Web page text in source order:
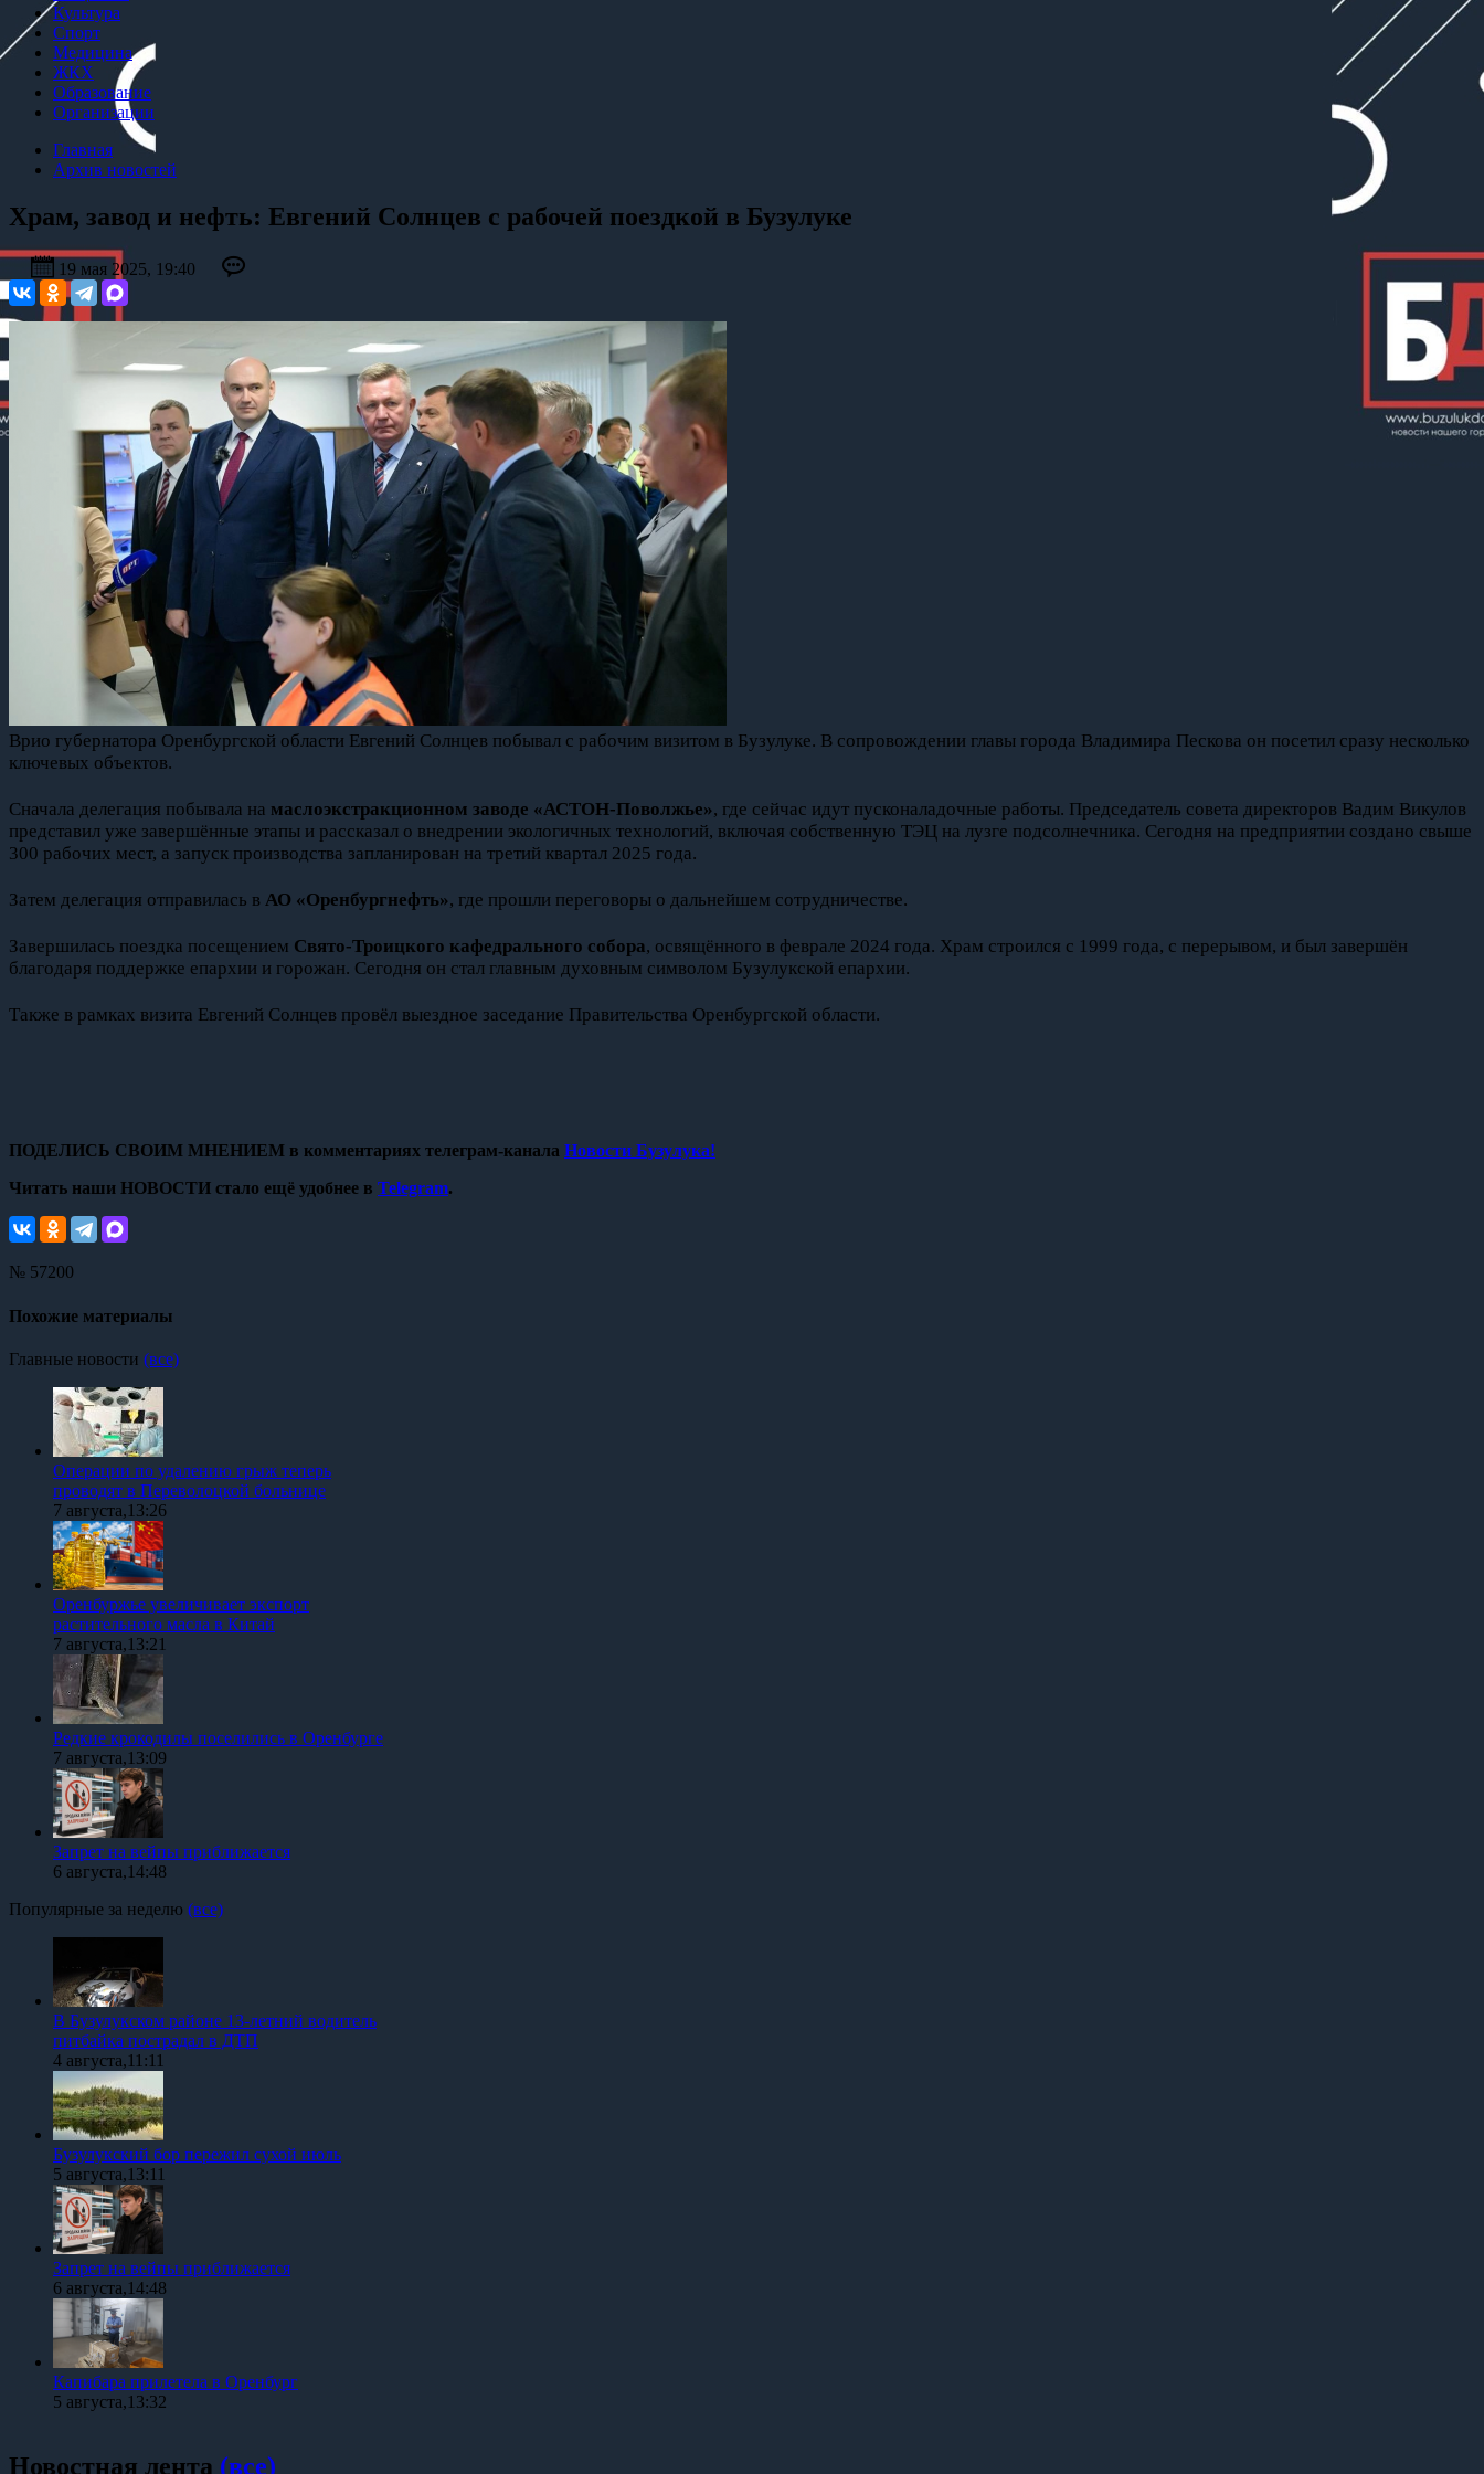
Культура
Спорт
Медицина
ЖКХ
Образование
Организации
Главная
Архив новостей
Храм, завод и нефть: Евгений Солнцев с рабочей поездкой в Бузулуке
19 мая 2025, 19:40
Врио губернатора Оренбургской области Евгений Солнцев побывал с рабочим визитом в Бузулуке. В сопровождении главы города Владимира Пескова он посетил сразу несколько
ключевых объектов.
Сначала делегация побывала на маслоэкстракционном заводе «АСТОН-Поволжье», где сейчас идут пусконаладочные работы. Председатель совета директоров Вадим Викулов
представил уже завершённые этапы и рассказал о внедрении экологичных технологий, включая собственную ТЭЦ на лузге подсолнечника. Сегодня на предприятии создано свыше
300 рабочих мест, а запуск производства запланирован на третий квартал 2025 года.
Затем делегация отправилась в АО «Оренбургнефть», где прошли переговоры о дальнейшем сотрудничестве.
Завершилась поездка посещением Свято-Троицкого кафедрального собора, освящённого в феврале 2024 года. Храм строился с 1999 года, с перерывом, и был завершён
благодаря поддержке епархии и горожан. Сегодня он стал главным духовным символом Бузулукской епархии.
Также в рамках визита Евгений Солнцев провёл выездное заседание Правительства Оренбургской области.
ПОДЕЛИСЬ СВОИМ МНЕНИЕМ в комментариях телеграм-канала Новости Бузулука!
Читать наши НОВОСТИ стало ещё удобнее в Telegram.
№ 57200
Похожие материалы
Главные новости (все)
Операции по удалению грыж теперь
проводят в Переволоцкой больнице
7 августа,13:26
Оренбуржье увеличивает экспорт
растительного масла в Китай
7 августа,13:21
Редкие крокодилы поселились в Оренбурге
7 августа,13:09
Запрет на вейпы приближается
6 августа,14:48
Популярные за неделю (все)
В Бузулукском районе 13-летний водитель
питбайка пострадал в ДТП
4 августа,11:11
Бузулукский бор пережил сухой июль
5 августа,13:11
Запрет на вейпы приближается
6 августа,14:48
Капибара прилетела в Оренбург
5 августа,13:32
Новостная лента (все)